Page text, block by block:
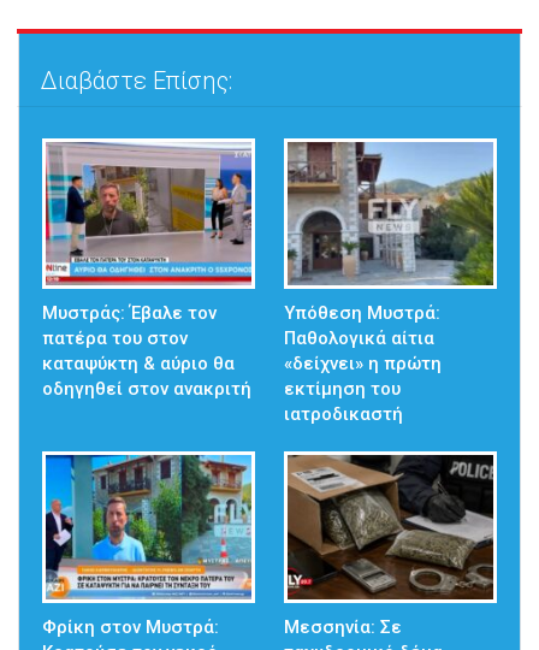
Διαβάστε Επίσης:
Μυστράς: Έβαλε τον
πατέρα του στον
καταψύκτη & αύριο θα
οδηγηθεί στον ανακριτή
Υπόθεση Μυστρά:
Παθολογικά αίτια
«δείχνει» η πρώτη
εκτίμηση του
ιατροδικαστή
Φρίκη στον Μυστρά:
Μεσσηνία: Σε